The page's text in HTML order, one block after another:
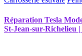
Réparation Tesla
St-Jean-sur-Richelieu